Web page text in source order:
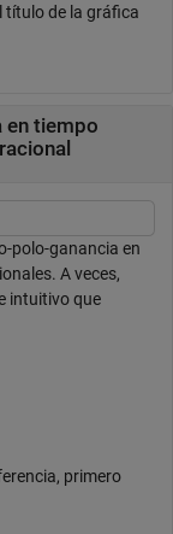
título de la gráfica
en tiempo
polo-ganancia en
A veces,
intuitivo que
primero